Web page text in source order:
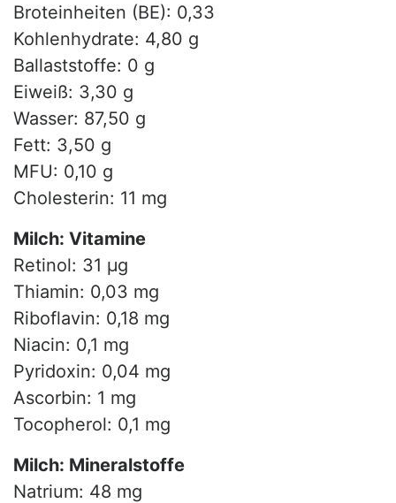
Broteinheiten (BE): 0,33
Kohlenhydrate: 4,80 g
Ballaststoffe: 0 g
Eiweiß: 3,30 g
Wasser: 87,50 g
Fett: 3,50 g
MFU: 0,10 g
Cholesterin: 11 mg
Milch: Vitamine
Retinol: 31 µg
Thiamin: 0,03 mg
Riboflavin: 0,18 mg
Niacin: 0,1 mg
Pyridoxin: 0,04 mg
Ascorbin: 1 mg
Tocopherol: 0,1 mg
Milch: Mineralstoffe
Natrium: 48 mg